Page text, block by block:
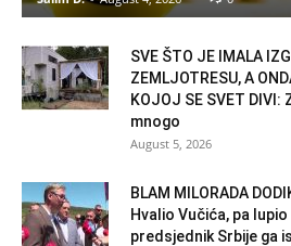
SVE ŠTO JE IMALA
ZEMLJOTRESU, A
KOJOJ SE SVET
mnogo
August 5, 2026
BLAM MILORADA
Hvalio Vučića, pa
predsjednik Srbije ga